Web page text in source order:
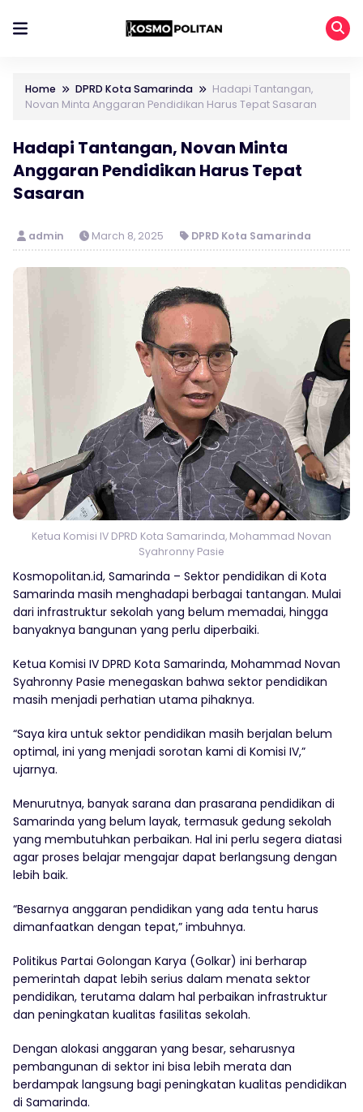
Home DPRD Kota Samarinda
Hadapi Tantangan,
Novan Minta Anggaran Pendidikan Harus Tepat Sasaran
Hadapi Tantangan, Novan Minta
Anggaran Pendidikan Harus Tepat
Sasaran
admin March 8, 2025 DPRD Kota Samarinda
Ketua Komisi IV DPRD Kota Samarinda, Mohammad Novan
Syahronny Pasie
Kosmopolitan.id, Samarinda – Sektor pendidikan di Kota
Samarinda masih menghadapi berbagai tantangan. Mulai
dari infrastruktur sekolah yang belum memadai, hingga
banyaknya bangunan yang perlu diperbaiki.
Ketua Komisi IV DPRD Kota Samarinda, Mohammad Novan
Syahronny Pasie menegaskan bahwa sektor pendidikan
masih menjadi perhatian utama pihaknya.
“Saya kira untuk sektor pendidikan masih berjalan belum
optimal, ini yang menjadi sorotan kami di Komisi IV,”
ujarnya.
Menurutnya, banyak sarana dan prasarana pendidikan di
Samarinda yang belum layak, termasuk gedung sekolah
yang membutuhkan perbaikan. Hal ini perlu segera diatasi
agar proses belajar mengajar dapat berlangsung dengan
lebih baik.
“Besarnya anggaran pendidikan yang ada tentu harus
dimanfaatkan dengan tepat,” imbuhnya.
Politikus Partai Golongan Karya (Golkar) ini berharap
pemerintah dapat lebih serius dalam menata sektor
pendidikan, terutama dalam hal perbaikan infrastruktur
dan peningkatan kualitas fasilitas sekolah.
Dengan alokasi anggaran yang besar, seharusnya
pembangunan di sektor ini bisa lebih merata dan
berdampak langsung bagi peningkatan kualitas pendidikan
di Samarinda.